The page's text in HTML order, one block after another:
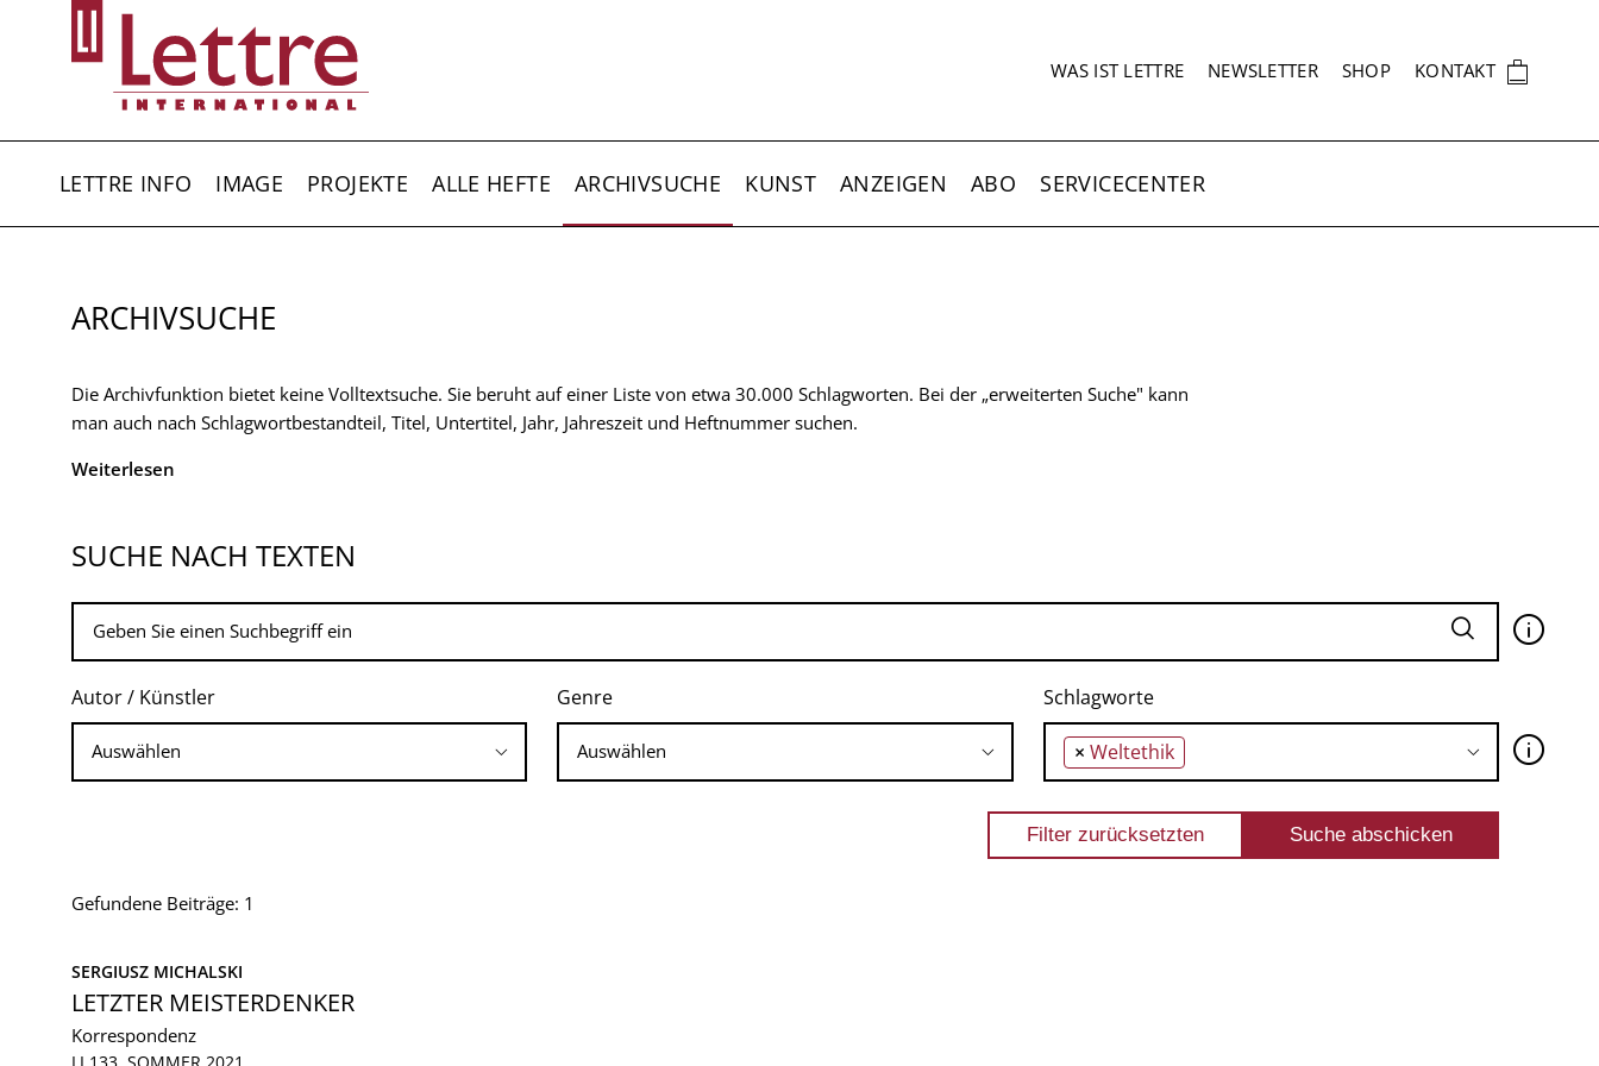
SEKUNDÄRNAVIGATION
WAS IST LETTRE NEWSLETTER SHOP KONTAKT 🛍
LETTRE INFO IMAGE PROJEKTE ALLE HEFTE ARCHIVSUCHE KUNST ANZEIGEN ABO SERVICECENTER
ARCHIVSUCHE
Die Archivfunktion bietet keine Volltextsuche. Sie beruht auf einer Liste von etwa 30.000 Schlagworten. Bei der „erweiterten Suche" kann
man auch nach Schlagwortbestandteil, Titel, Untertitel, Jahr, Jahreszeit und Heftnummer suchen.
Weiterlesen
SUCHE NACH TEXTEN
🛈
Autor / Künstler Genre Schlagworte
× Weltethik 🛈
Gefundene Beiträge: 1
SERGIUSZ MICHALSKI
LETZTER MEISTERDENKER
Korrespondenz